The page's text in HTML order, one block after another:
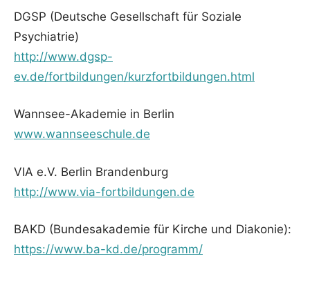
DGSP (Deutsche Gesellschaft für Soziale
Psychiatrie)
http://www.dgsp-
ev.de/fortbildungen/kurzfortbildungen.html
Wannsee-Akademie in Berlin
www.wannseeschule.de
VIA e.V. Berlin Brandenburg
http://www.via-fortbildungen.de
BAKD (Bundesakademie für Kirche und Diakonie):
https://www.ba-kd.de/programm/